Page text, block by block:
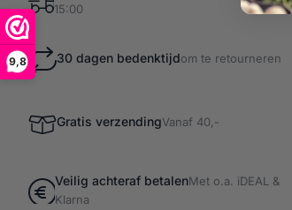
9,8
15:00
30 dagen bedenktijdom te retourneren
Gratis verzendingVanaf 40,-
Veilig achteraf betalenMet o.a. iDEAL &
Klarna